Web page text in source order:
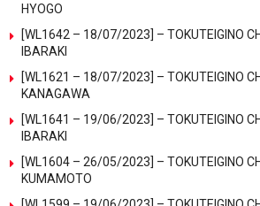
HYOGO
[WL1642 – 18/07/2023] – TOKUTEIGINO
IBARAKI
[WL1621 – 18/07/2023] – TOKUTEIGINO
KANAGAWA
[WL1641 – 19/06/2023] – TOKUTEIGINO
IBARAKI
[WL1604 – 26/05/2023] – TOKUTEIGINO
KUMAMOTO